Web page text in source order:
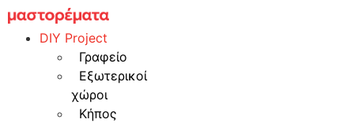
Skip
to
content
DIY Project
Γραφείο
Εξωτερικοί
χώροι
Κήπος